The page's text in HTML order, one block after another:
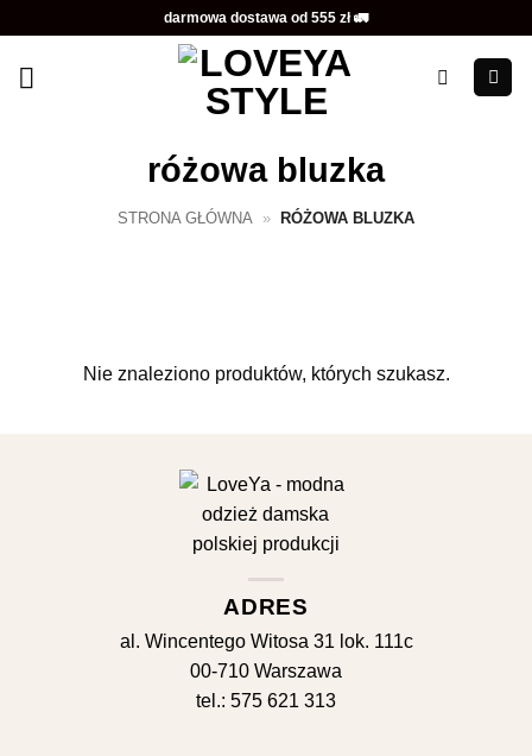
zawartości
darmowa dostawa od 555 zł 🚛
różowa bluzka
STRONA GŁÓWNA » RÓŻOWA BLUZKA
Nie znaleziono produktów, których szukasz.
ADRES
al. Wincentego Witosa 31 lok. 111c
00-710 Warszawa
tel.: 575 621 313